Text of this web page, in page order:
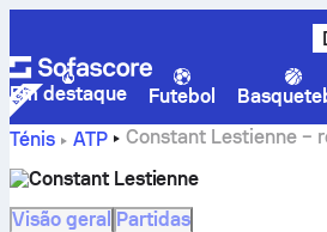
Em destaque Futebol
Ténis
ATP
Constant Lestienne –
Constant Lestienne
Visão geral Partidas